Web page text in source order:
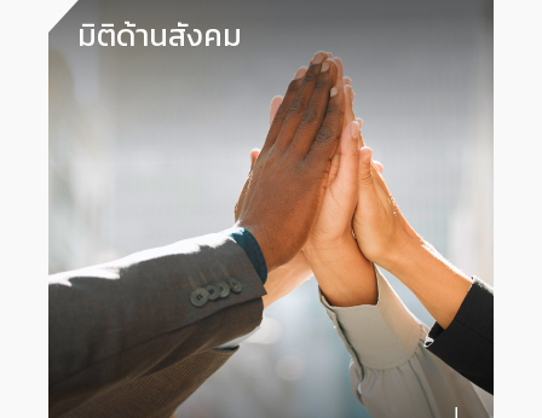
มิติด้านสังคม